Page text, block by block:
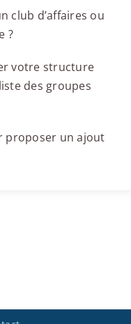
club d’affaires ou
?
votre structure
des groupes
proposer un ajout